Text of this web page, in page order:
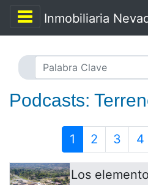
Inmobiliaria
Podcasts:
1 2 3 4
Los